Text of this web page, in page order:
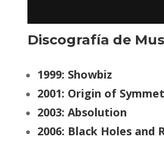
Discografía de
1999: Showbiz
2001: Origin of
2003: Absolution
2006: Black Holes and